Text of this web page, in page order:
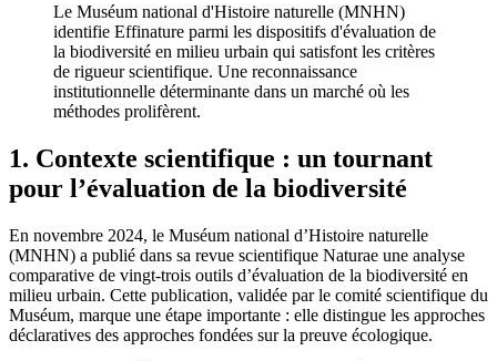
Le Muséum national d'Histoire naturelle (MNHN)
identifie Effinature parmi les dispositifs d'évaluation de
la biodiversité en milieu urbain qui satisfont les critères
de rigueur scientifique. Une reconnaissance
institutionnelle déterminante dans un marché où les
méthodes prolifèrent.
1. Contexte scientifique : un tournant
pour l’évaluation de la biodiversité
En novembre 2024, le Muséum national d’Histoire naturelle
(MNHN) a publié dans sa revue scientifique Naturae une analyse
comparative de vingt-trois outils d’évaluation de la biodiversité en
milieu urbain. Cette publication, validée par le comité scientifique du
Muséum, marque une étape importante : elle distingue les approches
déclaratives des approches fondées sur la preuve écologique.